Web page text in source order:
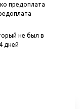
предоплата
не был в
дней